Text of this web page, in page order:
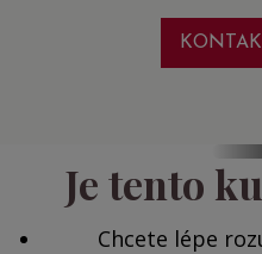
Je tento
Chcete lépe